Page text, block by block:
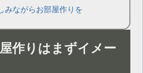
みながらお部屋作りを
作りはまずイメー